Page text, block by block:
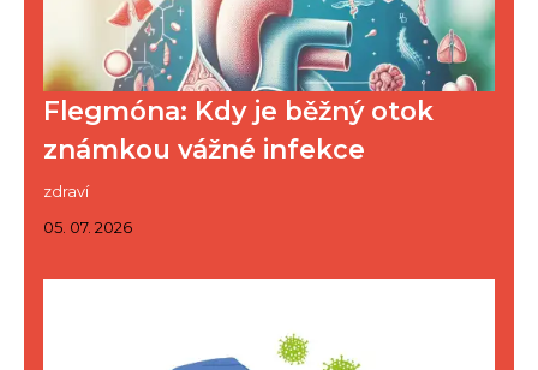
Flegmóna: Kdy je běžný otok
známkou vážné infekce
zdraví
05. 07. 2026